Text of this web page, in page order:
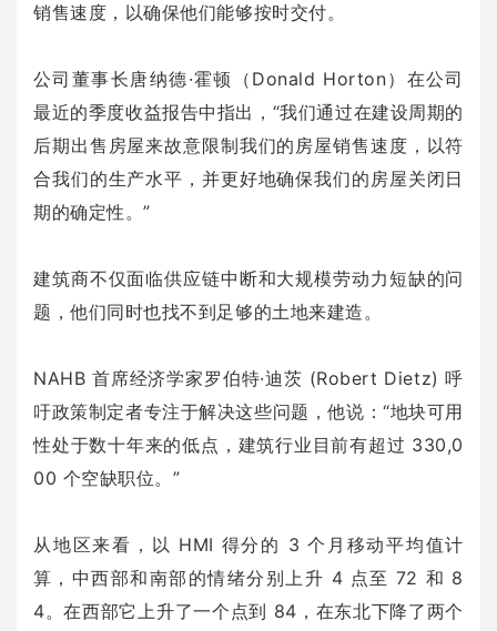
销售速度，以确保他们能够按时交付。
公司董事长唐纳德·霍顿（Donald Horton）在公司
最近的季度收益报告中指出，“我们通过在建设周期的
后期出售房屋来故意限制我们的房屋销售速度，以符
合我们的生产水平，并更好地确保我们的房屋关闭日
期的确定性。”
建筑商不仅面临供应链中断和大规模劳动力短缺的问
题，他们同时也找不到足够的土地来建造。
NAHB 首席经济学家罗伯特·迪茨 (Robert Dietz) 呼
吁政策制定者专注于解决这些问题，他说：“地块可用
性处于数十年来的低点，建筑行业目前有超过 330,0
00 个空缺职位。”
从地区来看，以 HMI 得分的 3 个月移动平均值计
算，中西部和南部的情绪分别上升 4 点至 72 和 8
4。在西部它上升了一个点到 84，在东北下降了两个